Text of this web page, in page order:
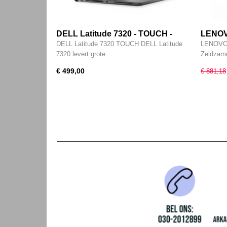
DELL Latitude 7320 - TOUCH -
FHD IPS - 11e generatie i7 - 16GB -
512GB SSD - Intel Iris XE - 2x Type-
DELL Latitude 7320 TOUCH DELL Latitude
7320 levert grote…
€ 499,00
- 9e
€ 881,18